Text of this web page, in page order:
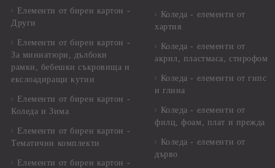
Елементи от бирен картон -
Други
Елементи от бирен картон -
За миниатюри, дълбоки
рамки, бебешки съкровища и
екслоадиращи кутии
Елементи от бирен картон -
Коледа и Зима
Елементи от бирен картон -
Тематични комплекти
Елементи от бирен картон -
Коледа - елементи от
хартия
Коледа - елементи от
акрил, пластмаса, стирофом
Коледа - елементи от гипс
и глина
Коледа - елементи от
филц, фоам, плат и прежда
Коледа - елементи от
дърво